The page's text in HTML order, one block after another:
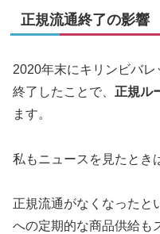
正規流通終了の影響
2020年末にキリンビバ
終了したことで、 正規ル
ます。
私もニュースを見たとき
正規流通がなくなったと
への定期的な商品供給も